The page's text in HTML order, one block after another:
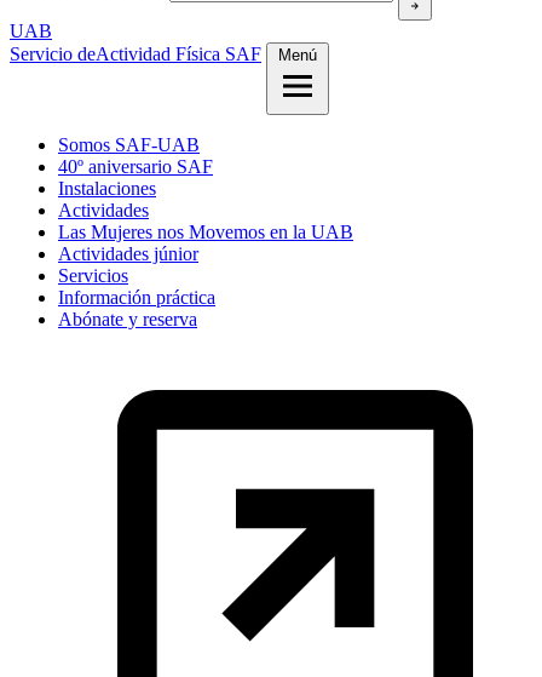
UAB
Servicio deActividad Física SAF Menú
Somos SAF-UAB
40º aniversario SAF
Instalaciones
Actividades
Las Mujeres nos Movemos en la UAB
Actividades júnior
Servicios
Información práctica
Abónate y reserva